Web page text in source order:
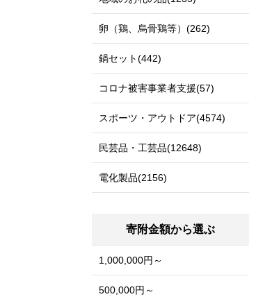
卵（鶏、烏骨鶏等）(262)
鍋セット(442)
コロナ被害事業者支援(57)
スポーツ・アウトドア(4574)
民芸品・工芸品(12648)
電化製品(2156)
寄附金額から選ぶ
1,000,000円～
500,000円～